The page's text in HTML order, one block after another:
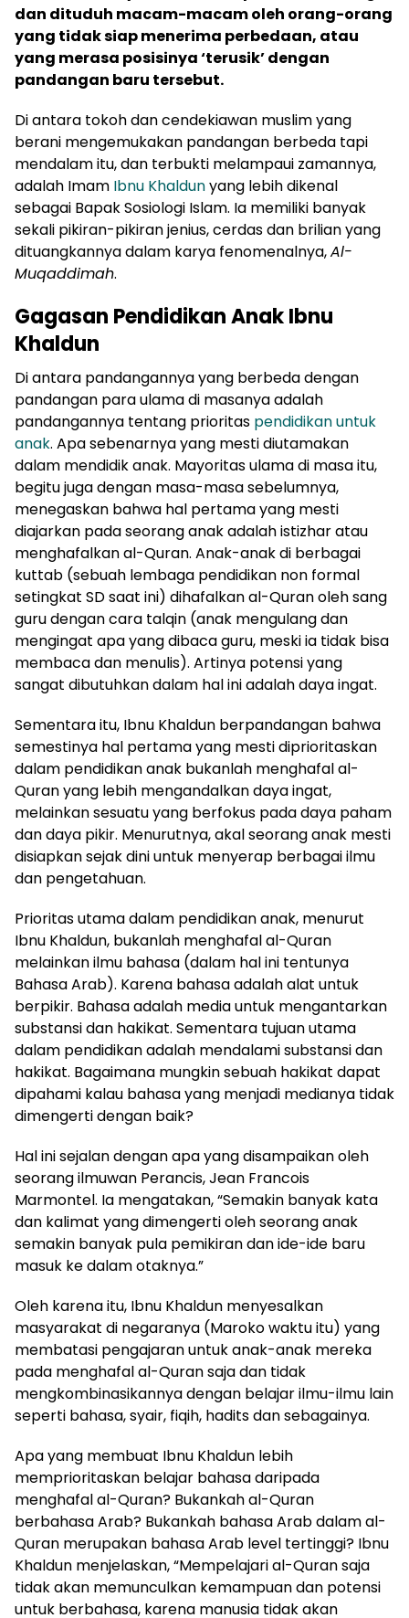
dan dituduh macam-macam oleh orang-orang
yang tidak siap menerima perbedaan, atau
yang merasa posisinya ‘terusik’ dengan
pandangan baru tersebut.
Di antara tokoh dan cendekiawan muslim yang
berani mengemukakan pandangan berbeda tapi
mendalam itu, dan terbukti melampaui zamannya,
adalah Imam Ibnu Khaldunyang lebih dikenal
sebagai Bapak Sosiologi Islam. Ia memiliki banyak
sekali pikiran-pikiran jenius, cerdas dan brilian yang
dituangkannya dalam karya fenomenalnya,Al-
Muqaddimah.
Gagasan Pendidikan Anak Ibnu
Khaldun
Di antara pandangannya yang berbeda dengan
pandangan para ulama di masanya adalah
pandangannya tentang prioritas pendidikan untuk
anak. Apa sebenarnya yang mesti diutamakan
dalam mendidik anak. Mayoritas ulama di masa itu,
begitu juga dengan masa-masa sebelumnya,
menegaskan bahwa hal pertama yang mesti
diajarkan pada seorang anak adalah istizhar atau
menghafalkan al-Quran. Anak-anak di berbagai
kuttab (sebuah lembaga pendidikan non formal
setingkat SD saat ini) dihafalkan al-Quran oleh sang
guru dengan cara talqin (anak mengulang dan
mengingat apa yang dibaca guru, meski ia tidak bisa
membaca dan menulis). Artinya potensi yang
sangat dibutuhkan dalam hal ini adalah daya ingat.
Sementara itu, Ibnu Khaldun berpandangan bahwa
semestinya hal pertama yang mesti diprioritaskan
dalam pendidikan anak bukanlah menghafal al-
Quran yang lebih mengandalkan daya ingat,
melainkan sesuatu yang berfokus pada daya paham
dan daya pikir. Menurutnya, akal seorang anak mesti
disiapkan sejak dini untuk menyerap berbagai ilmu
dan pengetahuan.
Prioritas utama dalam pendidikan anak, menurut
Ibnu Khaldun, bukanlah menghafal al-Quran
melainkan ilmu bahasa (dalam hal ini tentunya
Bahasa Arab). Karena bahasa adalah alat untuk
berpikir. Bahasa adalah media untuk mengantarkan
substansi dan hakikat. Sementara tujuan utama
dalam pendidikan adalah mendalami substansi dan
hakikat. Bagaimana mungkin sebuah hakikat dapat
dipahami kalau bahasa yang menjadi medianya tidak
dimengerti dengan baik?
Hal ini sejalan dengan apa yang disampaikan oleh
seorang ilmuwan Perancis, Jean Francois
Marmontel. Ia mengatakan, “Semakin banyak kata
dan kalimat yang dimengerti oleh seorang anak
semakin banyak pula pemikiran dan ide-ide baru
masuk ke dalam otaknya.”
Oleh karena itu, Ibnu Khaldun menyesalkan
masyarakat di negaranya (Maroko waktu itu) yang
membatasi pengajaran untuk anak-anak mereka
pada menghafal al-Quran saja dan tidak
mengkombinasikannya dengan belajar ilmu-ilmu lain
seperti bahasa, syair, fiqih, hadits dan sebagainya.
Apa yang membuat Ibnu Khaldun lebih
memprioritaskan belajar bahasa daripada
menghafal al-Quran? Bukankah al-Quran
berbahasa Arab? Bukankah bahasa Arab dalam al-
Quran merupakan bahasa Arab level tertinggi? Ibnu
Khaldun menjelaskan, “Mempelajari al-Quran saja
tidak akan memunculkan kemampuan dan potensi
untuk berbahasa, karena manusia tidak akan